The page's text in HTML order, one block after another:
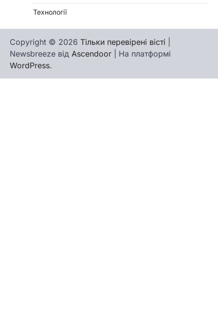
Технології
Copyright © 2026 Тільки перевірені вісті
Newsbreeze від Ascendoor | На платформі
WordPress.